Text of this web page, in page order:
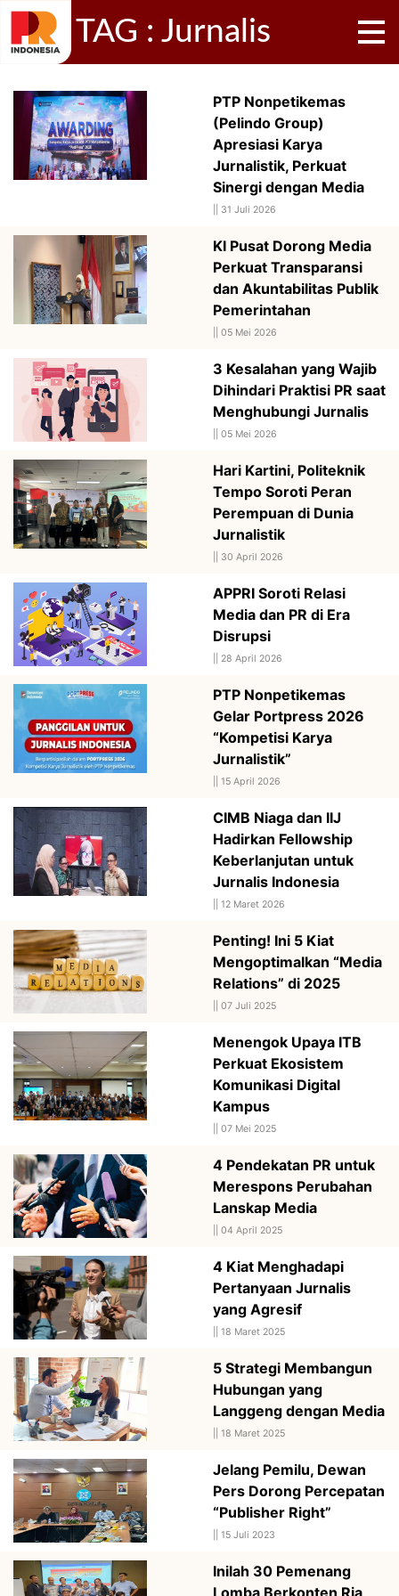
TAG : Jurnalis
PTP Nonpetikemas
(Pelindo Group)
Apresiasi Karya
Jurnalistik, Perkuat
Sinergi dengan Media
31 Juli 2026
KI Pusat Dorong Media
Perkuat Transparansi
dan Akuntabilitas Publik
Pemerintahan
05 Mei 2026
3 Kesalahan yang Wajib
Dihindari Praktisi PR saat
Menghubungi Jurnalis
05 Mei 2026
Hari Kartini, Politeknik
Tempo Soroti Peran
Perempuan di Dunia
Jurnalistik
30 April 2026
APPRI Soroti Relasi
Media dan PR di Era
Disrupsi
28 April 2026
PTP Nonpetikemas
Gelar Portpress 2026
“Kompetisi Karya
Jurnalistik”
15 April 2026
CIMB Niaga dan IIJ
Hadirkan Fellowship
Keberlanjutan untuk
Jurnalis Indonesia
12 Maret 2026
Penting! Ini 5 Kiat
Mengoptimalkan “Media
Relations” di 2025
07 Juli 2025
Menengok Upaya ITB
Perkuat Ekosistem
Komunikasi Digital
Kampus
07 Mei 2025
4 Pendekatan PR untuk
Merespons Perubahan
Lanskap Media
04 April 2025
4 Kiat Menghadapi
Pertanyaan Jurnalis
yang Agresif
18 Maret 2025
5 Strategi Membangun
Hubungan yang
Langgeng dengan Media
18 Maret 2025
Jelang Pemilu, Dewan
Pers Dorong Percepatan
“Publisher Right”
15 Juli 2023
Inilah 30 Pemenang
Lomba Berkonten Ria